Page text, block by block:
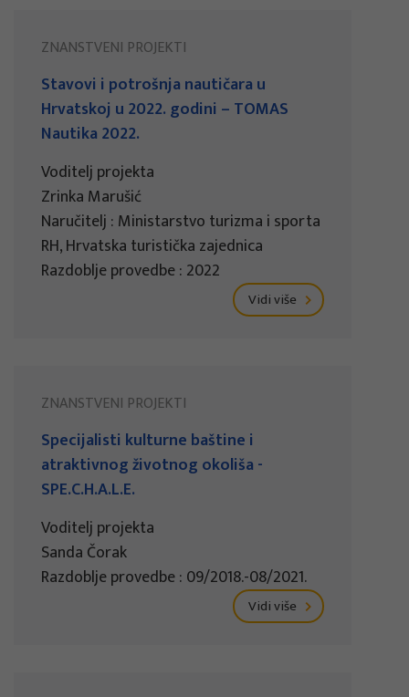
ZNANSTVENI PROJEKTI
Stavovi i potrošnja nautičara u
Hrvatskoj u 2022. godini – TOMAS
Nautika 2022.
Voditelj projekta
Zrinka Marušić
Naručitelj : Ministarstvo turizma i sporta
RH, Hrvatska turistička zajednica
Razdoblje provedbe : 2022
Vidi više
ZNANSTVENI PROJEKTI
Specijalisti kulturne baštine i
atraktivnog životnog okoliša -
SPE.C.H.A.L.E.
Voditelj projekta
Sanda Čorak
Razdoblje provedbe : 09/2018.-08/2021.
Vidi više